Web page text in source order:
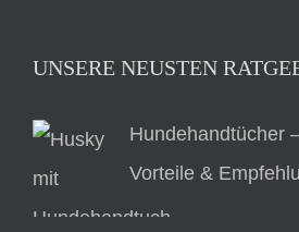
UNSERE NEUSTEN
Hundehandtücher
Vorteile &